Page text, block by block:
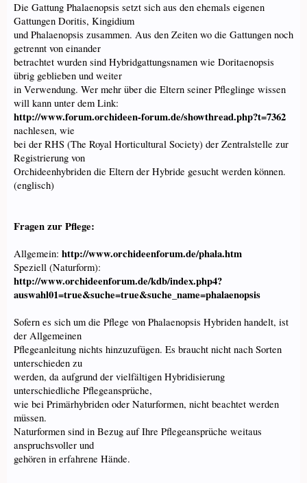
Die Gattung Phalaenopsis setzt sich aus den ehemals eigenen
Gattungen Doritis, Kingidium
und Phalaenopsis zusammen. Aus den Zeiten wo die Gattungen noch
getrennt von einander
betrachtet wurden sind Hybridgattungsnamen wie Doritaenopsis
übrig geblieben und weiter
in Verwendung. Wer mehr über die Eltern seiner Pfleglinge wissen
will kann unter dem Link:
http://www.forum.orchideen-forum.de/showthread.php?t=7362
nachlesen, wie
bei der RHS (The Royal Horticultural Society) der Zentralstelle zur
Registrierung von
Orchideenhybriden die Eltern der Hybride gesucht werden können.
(englisch)
Fragen zur Pflege:
Allgemein: http://www.orchideenforum.de/phala.htm
Speziell (Naturform):
http://www.orchideenforum.de/kdb/index.php4?
auswahl01=true&suche=true&suche_name=phalaenopsis
Sofern es sich um die Pflege von Phalaenopsis Hybriden handelt, ist
der Allgemeinen
Pflegeanleitung nichts hinzuzufügen. Es braucht nicht nach Sorten
unterschieden zu
werden, da aufgrund der vielfältigen Hybridisierung
unterschiedliche Pflegeansprüche,
wie bei Primärhybriden oder Naturformen, nicht beachtet werden
müssen.
Naturformen sind in Bezug auf Ihre Pflegeansprüche weitaus
anspruchsvoller und
gehören in erfahrene Hände.